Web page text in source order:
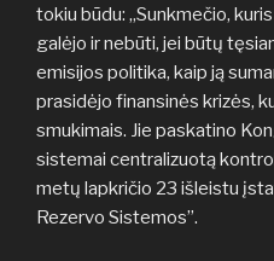
tokiu būdu: „Sunkmečio,
galėjo ir nebūti, jei būtų
emisijos politika, kaip ją
prasidėjo finansinės krizės,
smukimais. Jie paskatino
sistemai centralizuotą
metų lapkričio 23 išleistu
Rezervo Sistemos”.